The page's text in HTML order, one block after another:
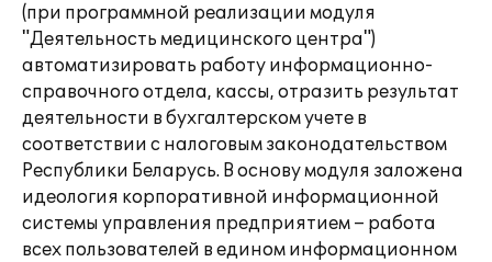
(при программной реализации модуля
"Деятельность медицинского центра")
автоматизировать работу информационно-
справочного отдела, кассы, отразить результат
деятельности в бухгалтерском учете в
соответствии с налоговым законодательством
Республики Беларусь. В основу модуля заложена
идеология корпоративной информационной
системы управления предприятием – работа
всех пользователей в едином информационном